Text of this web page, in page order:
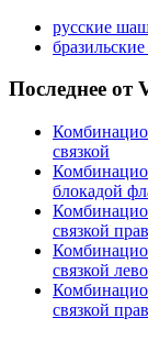
русские
Последнее от
связкой
блокадой
связкой
связкой
связкой